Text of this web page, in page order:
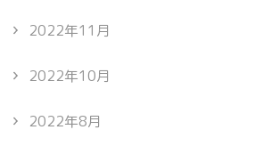
2022年11月
2022年10月
2022年8月